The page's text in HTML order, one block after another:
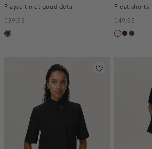
Playsuit met goud detail
€89.95
toffee
Pleat shorts
€49.95
creme,
pruim,
toffee